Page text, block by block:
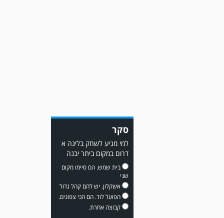
למכבי ׳צבי׳ יבנה : ▫️ מיקו ממן
▫️אליאור משלי ▫️גול עצמי ▫️קובי
מור
סקר
למי מגיע לשחק בליגה א
דרום במקום ביתר יבנה
בית שמש. הם סיימו מקום
שני
אשקלון. יש להם קהל גדול
הפועל לוד. הם הכי צפונים.
קבוצה אחרת.